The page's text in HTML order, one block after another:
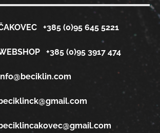
+385 (0)95 645 5221
+385 (0)95 3917 474